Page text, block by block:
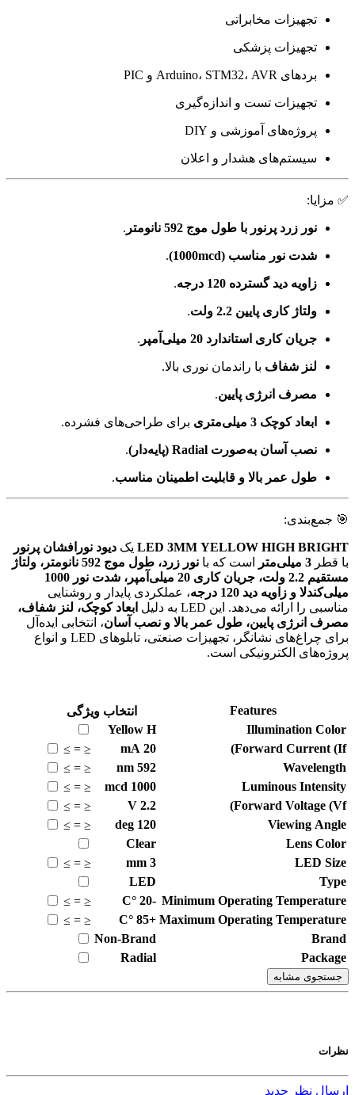
تجهیزات مخابراتی
تجهیزات پزشکی
بردهای Arduino، STM32، AVR و PIC
تجهیزات تست و اندازه‌گیری
پروژه‌های آموزشی و DIY
سیستم‌های هشدار و اعلان
✅ مزایا:
نور زرد پرنور با طول موج 592 نانومتر .
شدت نور مناسب (1000mcd) .
زاویه دید گسترده 120 درجه .
ولتاژ کاری پایین 2.2 ولت .
جریان کاری استاندارد 20 میلی‌آمپر .
لنز شفاف با راندمان نوری بالا.
مصرف انرژی پایین.
ابعاد کوچک 3 میلی‌متری برای طراحی‌های فشرده.
نصب آسان به‌صورت Radial (پایه‌دار) .
طول عمر بالا و قابلیت اطمینان مناسب.
🎯 جمع‌بندی:
LED 3MM YELLOW HIGH BRIGHT یک دیود نورافشان پرنور
با قطر 3 میلی‌متر است که با
نور زرد، طول موج 592 نانومتر، ولتاژ
مستقیم 2.2 ولت، جریان کاری 20 میلی‌آمپر، شدت نور 1000
میلی‌کندلا و زاویه دید 120 درجه
، عملکردی پایدار و روشنایی
مناسبی را ارائه می‌دهد. این LED به دلیل
ابعاد کوچک، لنز شفاف،
مصرف انرژی پایین، طول عمر بالا و نصب آسان، انتخابی ایده‌آل
برای چراغ‌های نشانگر، تجهیزات صنعتی، تابلوهای LED و انواع
پروژه‌های الکترونیکی است.
Features
انتخاب ویژگی
Illumination Color
Yellow H
Forward Current (If)
20
mA
≤
=
≥
Wavelength
592
nm
≤
=
≥
Luminous Intensity
1000
mcd
≤
=
≥
Forward Voltage (Vf)
2.2
V
≤
=
≥
Viewing Angle
120
deg
≤
=
≥
Lens Color
Clear
LED Size
3
mm
≤
=
≥
Type
LED
Minimum Operating Temperature
-20
°C
≤
=
≥
Maximum Operating Temperature
+85
°C
≤
=
≥
Brand
Non-Brand
Package
Radial
جستجوی مشابه
نظرات
ارسال نظر جدید